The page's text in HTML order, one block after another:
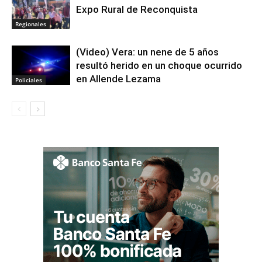
Regionales
Expo Rural de Reconquista
Policiales
(Video) Vera: un nene de 5 años
resultó herido en un choque ocurrido
en Allende Lezama